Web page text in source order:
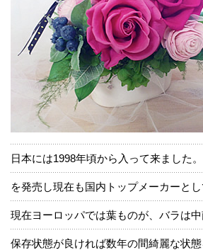
日本には1998年頃から入って来ました
を発売し現在も国内トップメーカーと
現在ヨーロッパでは葉ものが、バラは
保存状態が良ければ数年の間綺麗な状態